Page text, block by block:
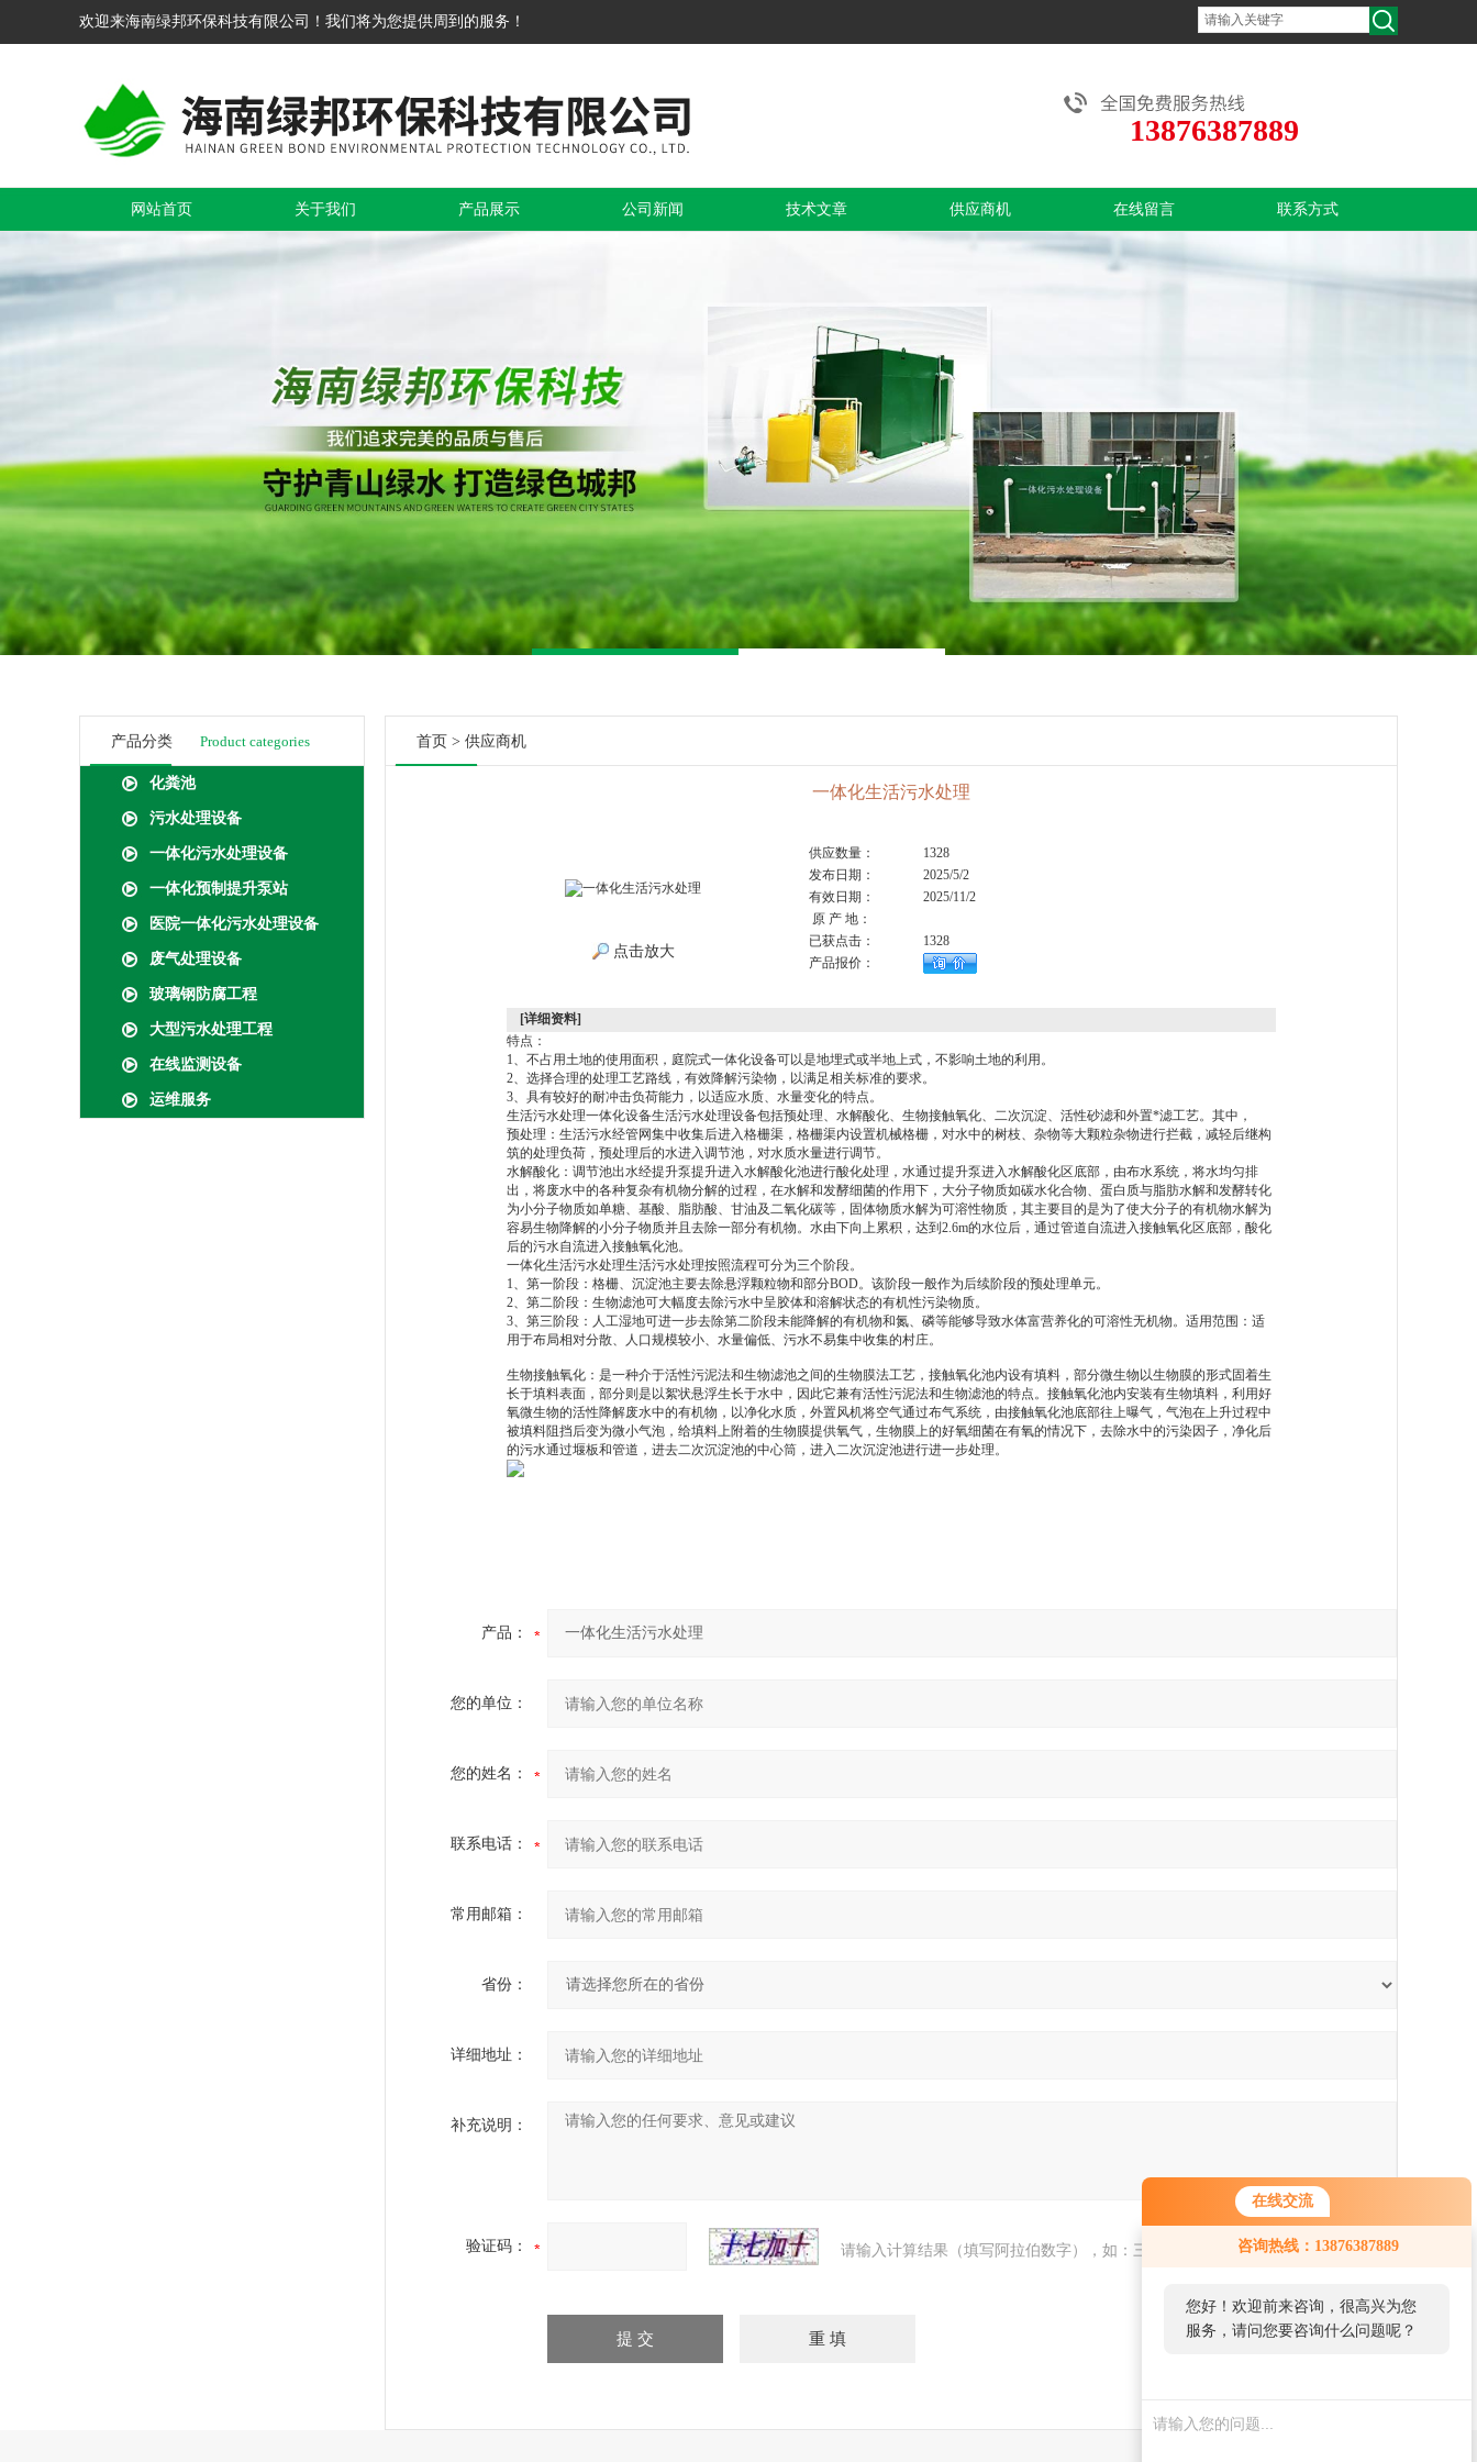
在线交流
咨询热线：13876387889
您好！欢迎前来咨询，很高兴为您
服务，请问您要咨询什么问题呢？
欢迎来海南绿邦环保科技有限公司！我们将为您提供周到的服务！
13876387889
网站首页 关于我们 产品展示 公司新闻 技术文章 供应商机 在线留言 联系方式
产品分类 Product categories
化粪池
污水处理设备
一体化污水处理设备
一体化预制提升泵站
医院一体化污水处理设备
废气处理设备
玻璃钢防腐工程
大型污水处理工程
在线监测设备
运维服务
首页 > 供应商机
一体化生活污水处理
点击放大
供应数量：
1328
发布日期：
2025/5/2
有效日期：
2025/11/2
原 产 地：
已获点击：
1328
产品报价：
[详细资料]
特点：
1、不占用土地的使用面积，庭院式一体化设备可以是地埋式或半地上式，不影响土地的利用。
2、选择合理的处理工艺路线，有效降解污染物，以满足相关标准的要求。
3、具有较好的耐冲击负荷能力，以适应水质、水量变化的特点。
生活污水处理一体化设备生活污水处理设备包括预处理、水解酸化、生物接触氧化、二次沉淀、活性砂滤和外置*滤工艺。其中，
预处理：生活污水经管网集中收集后进入格栅渠，格栅渠内设置机械格栅，对水中的树枝、杂物等大颗粒杂物进行拦截，减轻后继构
筑的处理负荷，预处理后的水进入调节池，对水质水量进行调节。
水解酸化：调节池出水经提升泵提升进入水解酸化池进行酸化处理，水通过提升泵进入水解酸化区底部，由布水系统，将水均匀排
出，将废水中的各种复杂有机物分解的过程，在水解和发酵细菌的作用下，大分子物质如碳水化合物、蛋白质与脂肪水解和发酵转化
为小分子物质如单糖、基酸、脂肪酸、甘油及二氧化碳等，固体物质水解为可溶性物质，其主要目的是为了使大分子的有机物水解为
容易生物降解的小分子物质并且去除一部分有机物。水由下向上累积，达到2.6m的水位后，通过管道自流进入接触氧化区底部，酸化
后的污水自流进入接触氧化池。
一体化生活污水处理生活污水处理按照流程可分为三个阶段。
1、第一阶段：格栅、沉淀池主要去除悬浮颗粒物和部分BOD。该阶段一般作为后续阶段的预处理单元。
2、第二阶段：生物滤池可大幅度去除污水中呈胶体和溶解状态的有机性污染物质。
3、第三阶段：人工湿地可进一步去除第二阶段未能降解的有机物和氮、磷等能够导致水体富营养化的可溶性无机物。适用范围：适
用于布局相对分散、人口规模较小、水量偏低、污水不易集中收集的村庄。
生物接触氧化：是一种介于活性污泥法和生物滤池之间的生物膜法工艺，接触氧化池内设有填料，部分微生物以生物膜的形式固着生
长于填料表面，部分则是以絮状悬浮生长于水中，因此它兼有活性污泥法和生物滤池的特点。接触氧化池内安装有生物填料，利用好
氧微生物的活性降解废水中的有机物，以净化水质，外置风机将空气通过布气系统，由接触氧化池底部往上曝气，气泡在上升过程中
被填料阻挡后变为微小气泡，给填料上附着的生物膜提供氧气，生物膜上的好氧细菌在有氧的情况下，去除水中的污染因子，净化后
的污水通过堰板和管道，进去二次沉淀池的中心筒，进入二次沉淀池进行进一步处理。
产品：
您的单位：
您的姓名：
联系电话：
常用邮箱：
省份：
详细地址：
补充说明：
验证码： 请输入计算结果（填写阿拉伯数字），如：三加四=7